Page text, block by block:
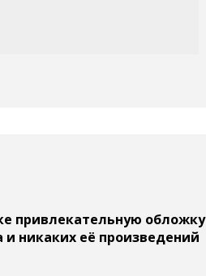
привлекательную обложку
и никаких её произведений